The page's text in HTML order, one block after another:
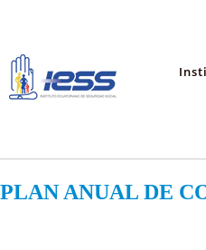
PLAN ANUAL DE